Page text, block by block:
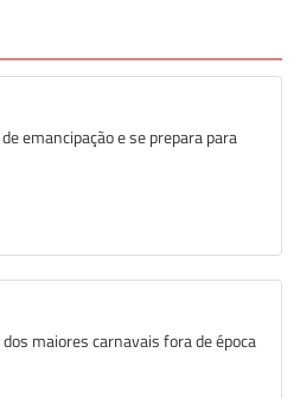
emancipação e se prepara para
maiores carnavais fora de época